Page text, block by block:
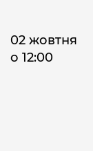
02 жовтня
о 12:00